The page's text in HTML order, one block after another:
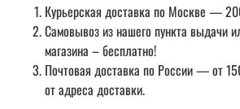
Курьерская доставка по Москве —
Самовывоз из нашего пункта выдачи
магазина – бесплатно!
Почтовая доставка по России — от
от адреса доставки.